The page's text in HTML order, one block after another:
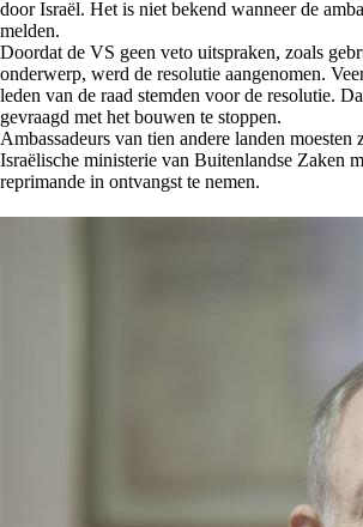
door Israël. Het is niet bekend wanneer de
melden.
Doordat de VS geen veto uitspraken, zoals
onderwerp, werd de resolutie aangenomen.
leden van de raad stemden voor de resolutie.
gevraagd met het bouwen te stoppen.
Ambassadeurs van tien andere landen moesten
Israëlische ministerie van Buitenlandse Zaken
reprimande in ontvangst te nemen.